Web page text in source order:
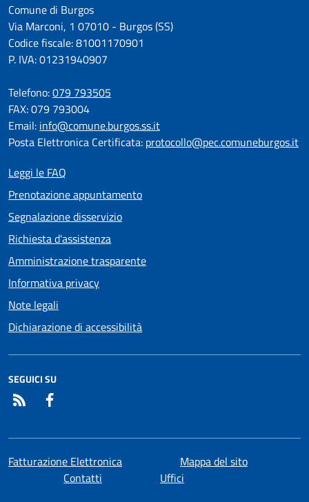
Comune di Burgos
Via Marconi, 1 07010 - Burgos (SS)
Codice fiscale: 81001170901
P. IVA: 01231940907
Telefono:079 793505
FAX: 079 793004
Email: info@comune.burgos.ss.it
Posta Elettronica Certificata: protocollo@pec.comuneburgos.it
Leggi le FAQ
Prenotazione appuntamento
Segnalazione disservizio
Richiesta d'assistenza
Amministrazione trasparente
Informativa privacy
Note legali
Dichiarazione di accessibilità
SEGUICI SU
RSS
Fatturazione Elettronica
Mappa del sito
Contatti
Uffici